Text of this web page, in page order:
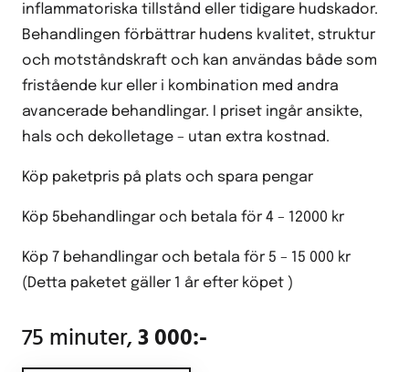
inflammatoriska tillstånd eller tidigare hudskador.
Behandlingen förbättrar hudens kvalitet, struktur
och motståndskraft och kan användas både som
fristående kur eller i kombination med andra
avancerade behandlingar. I priset ingår ansikte,
hals och dekolletage – utan extra kostnad.
Köp paketpris på plats och spara pengar
Köp 5behandlingar och betala för 4 – 12000 kr
Köp 7 behandlingar och betala för 5 – 15 000 kr
(Detta paketet gäller 1 år efter köpet )
75 minuter,3 000:-